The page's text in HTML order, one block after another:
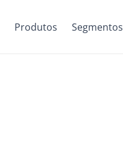
Produtos Segmentos